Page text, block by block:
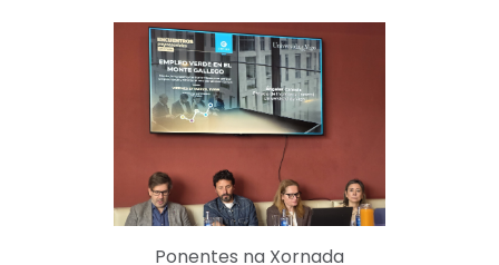
Ponentes na Xornada